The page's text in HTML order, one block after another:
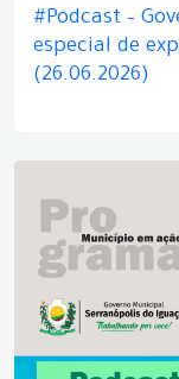
#Podcast –
especial de
(26.06.2026)